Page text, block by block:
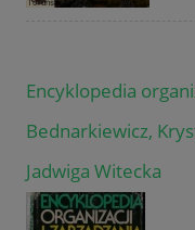
Encyklopedia
Bednarkiewicz,
Jadwiga Witecka